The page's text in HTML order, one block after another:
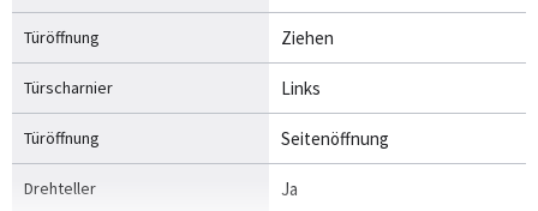
Türöffnung Ziehen
Türscharnier Links
Türöffnung Seitenöffnung
Drehteller Ja